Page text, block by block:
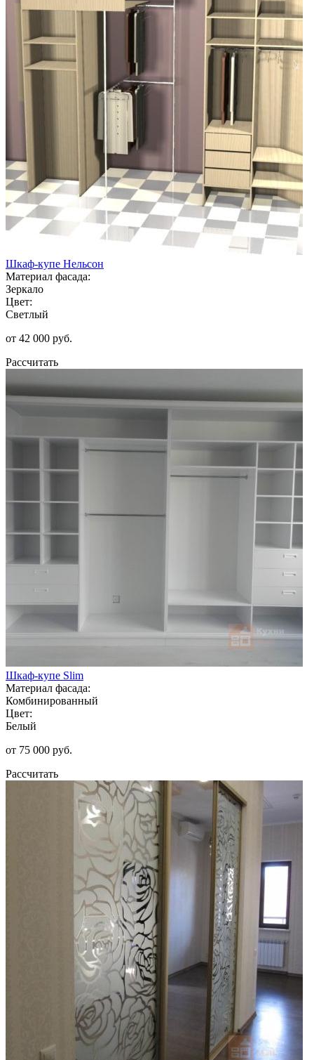
Шкаф-купе Нельсон
Материал фасада:
Зеркало
Цвет:
Светлый
от 42 000 руб.
Рассчитать
Шкаф-купе Slim
Материал фасада:
Комбинированный
Цвет:
Белый
от 75 000 руб.
Рассчитать